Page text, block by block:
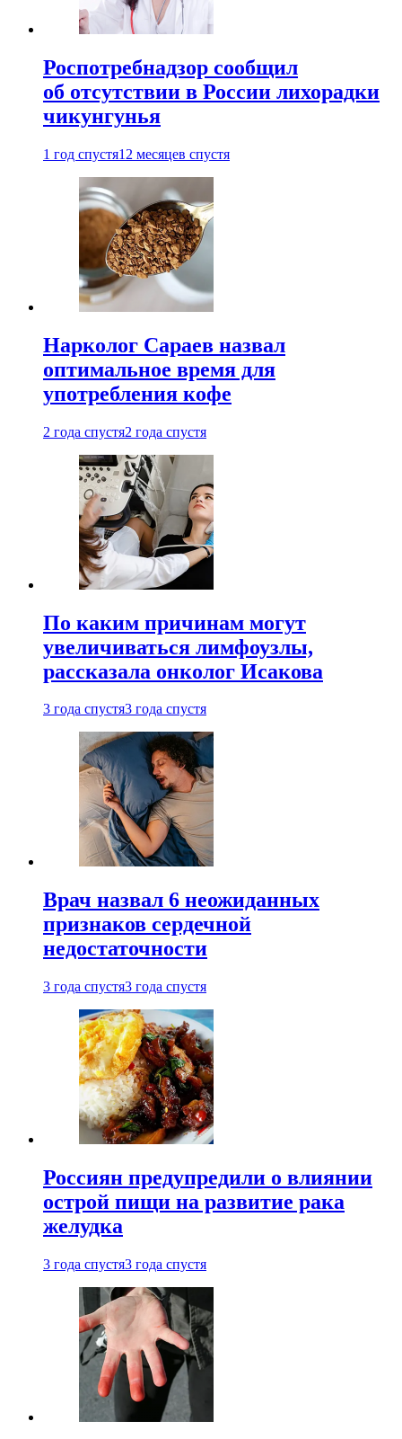
Роспотребнадзор сообщил
об отсутствии в России лихорадки
чикунгунья
1 год спустя12 месяцев спустя
Нарколог Сараев назвал
оптимальное время для
употребления кофе
2 года спустя2 года спустя
По каким причинам могут
увеличиваться лимфоузлы,
рассказала онколог Исакова
3 года спустя3 года спустя
Врач назвал 6 неожиданных
признаков сердечной
недостаточности
3 года спустя3 года спустя
Россиян предупредили о влиянии
острой пищи на развитие рака
желудка
3 года спустя3 года спустя